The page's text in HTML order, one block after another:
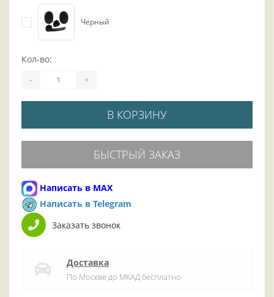
Черный
Кол-во:
- +
В КОРЗИНУ
БЫСТРЫЙ ЗАКАЗ
Написать в MAX
Написать в Telegram
Заказать звонок
Доставка
По Москве до МКАД бесплатно